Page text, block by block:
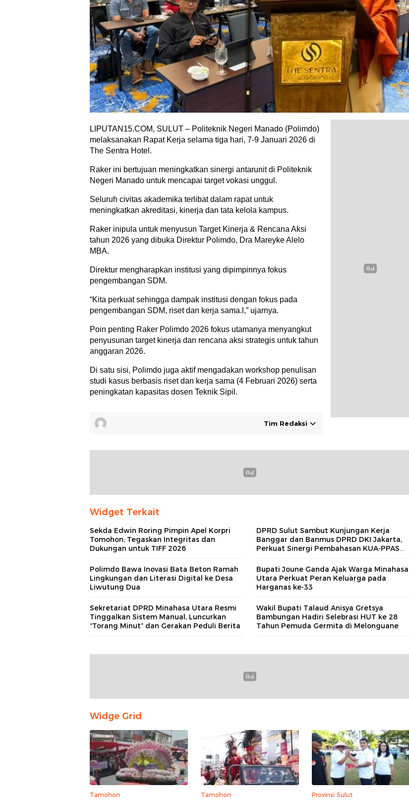
LIPUTAN15.COM, SULUT – Politeknik Negeri Manado (Polimdo)
melaksanakan Rapat Kerja selama tiga hari, 7-9 Januari 2026 di
The Sentra Hotel.
Raker ini bertujuan meningkatkan sinergi antarunit di Politeknik
Negeri Manado untuk mencapai target vokasi unggul.
Seluruh civitas akademika terlibat dalam rapat untuk
meningkatkan akreditasi, kinerja dan tata kelola kampus.
Raker inipula untuk menyusun Target Kinerja & Rencana Aksi
tahun 2026 yang dibuka Direktur Polimdo, Dra Mareyke Alelo
MBA.
Direktur mengharapkan institusi yang dipimpinnya fokus
pengembangan SDM.
“Kita perkuat sehingga dampak institusi dengan fokus pada
pengembangan SDM, riset dan kerja sama.l,” ujarnya.
Poin penting Raker Polimdo 2026 fokus utamanya menyangkut
penyusunan target kinerja dan rencana aksi strategis untuk tahun
anggaran 2026.
Di satu sisi, Polimdo juga aktif mengadakan workshop penulisan
studi kasus berbasis riset dan kerja sama (4 Februari 2026) serta
peningkatan kapasitas dosen Teknik Sipil.
Tim Redaksi
Widget Terkait
Sekda Edwin Roring Pimpin Apel Korpri
Tomohon; Tegaskan Integritas dan
Dukungan untuk TIFF 2026
DPRD Sulut Sambut Kunjungan Kerja
Banggar dan Banmus DPRD DKI Jakarta,
Perkuat Sinergi Pembahasan KUA-PPAS
Polimdo Bawa Inovasi Bata Beton Ramah
Lingkungan dan Literasi Digital ke Desa
Liwutung Dua
Bupati Joune Ganda Ajak Warga Minahasa
Utara Perkuat Peran Keluarga pada
Harganas ke-33
Sekretariat DPRD Minahasa Utara Resmi
Tinggalkan Sistem Manual, Luncurkan
“Torang Minut” dan Gerakan Peduli Berita
Wakil Bupati Talaud Anisya Gretsya
Bambungan Hadiri Selebrasi HUT ke 28
Tahun Pemuda Germita di Melonguane
Widge Grid
Tamohon Tamohon Provinsi Sulut